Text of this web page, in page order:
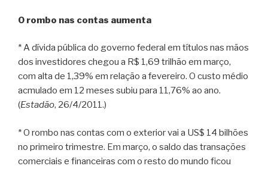
O rombo nas contas aumenta
* A dívida pública do governo federal em títulos nas mãos
dos investidores chegou a R$ 1,69 trilhão em março,
com alta de 1,39% em relação a fevereiro. O custo médio
acmulado em 12 meses subiu para 11,76% ao ano.
(Estadão, 26/4/2011.)
* O rombo nas contas com o exterior vai a US$ 14 bilhões
no primeiro trimestre. Em março, o saldo das transações
comerciais e financeiras com o resto do mundo ficou